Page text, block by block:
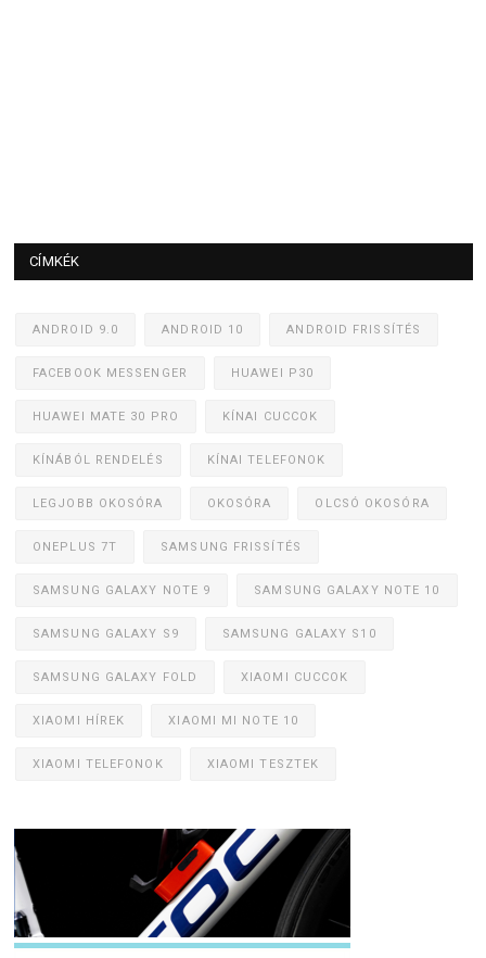
CÍMKÉK
ANDROID 9.0 ANDROID 10 ANDROID FRISSÍTÉS
FACEBOOK MESSENGER HUAWEI P30
HUAWEI MATE 30 PRO KÍNAI CUCCOK
KÍNÁBÓL RENDELÉS KÍNAI TELEFONOK
LEGJOBB OKOSÓRA OKOSÓRA OLCSÓ OKOSÓRA
ONEPLUS 7T SAMSUNG FRISSÍTÉS
SAMSUNG GALAXY NOTE 9 SAMSUNG GALAXY NOTE 10
SAMSUNG GALAXY S9 SAMSUNG GALAXY S10
SAMSUNG GALAXY FOLD XIAOMI CUCCOK
XIAOMI HÍREK XIAOMI MI NOTE 10
XIAOMI TELEFONOK XIAOMI TESZTEK